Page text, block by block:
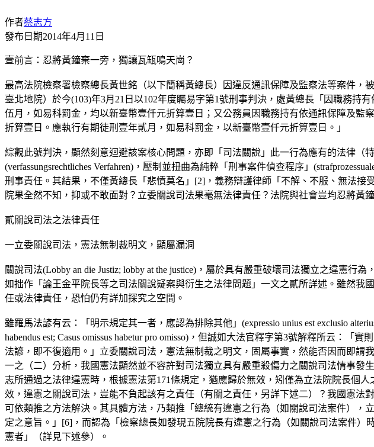
作者蔡志方
發布日期2014年4月11日
壹前言：忍將黃鐘棄一旁，獨讓瓦缻鳴天崗？
最高法院檢察署檢察總長黃世銘（以下簡稱黃總長）因違反通訊保障及監察法等案件，
臺北地院）於今(103)年3月21日以102年度矚易字第1號刑事判決，處黃總長「因職務
伍月，如易科罰金，均以新臺幣壹仟元折算壹日；又公務員因職務持有依通訊保障及
折算壹日。應執行有期徒刑壹年貳月，如易科罰金，以新臺幣壹仟元折算壹日。」
綜觀此號判決，顯然刻意迴避該案核心問題，亦即「司法關說」此一行為應有的法律（
(verfassungsrechtliches Verfahren)，壓制並扭曲為純粹「刑事案件偵查程序」
刑事責任。其結果，不僅黃總長「悲憤莫名」[2]，義務辯護律師「不解、不服、無法
院果全然不知，抑或不敢面對？立委關說司法果毫無法律責任？法院與社會豈均忍將黃
貳關說司法之法律責任
一立委關說司法，憲法無制裁明文，顯屬漏洞
關說司法(Lobby an die Justiz; lobby at the justice)，屬於具有嚴重破壞司法獨立之違憲
如拙作「論王金平院長等之司法關說疑案與衍生之法律問題」一文之貳所詳述。雖然
任或法律責任，恐怕仍有詳加探究之空間。
雖羅馬法諺有云：「明示規定其一者，應認為排除其他」(expressio unius est exclusio
habendus est; Casus omissus habetur pro omisso)，但誠如大法官釋字第3號解釋所云：
法諺，即不復適用。」立委關說司法，憲法無制裁之明文，固屬事實，然能否因而即
一之（二）分析，我國憲法顯然並不容許對司法獨立具有嚴重殺傷力之關說司法情事
志所通過之法律違憲時，根據憲法第171條規定，猶應歸於無效，矧僅為立法院院長個人
效，違憲之關說司法，豈能不負起該有之責任（有關之責任，另詳下述二）？我國憲法
可依類推之方法解決。其具體方法，乃類推「總統有違憲之行為（如關說司法案件）
定之意旨。」[6]，而認為「檢察總長如發現五院院長有違憲之行為（如關說司法案件
憲者」（詳見下述參）。